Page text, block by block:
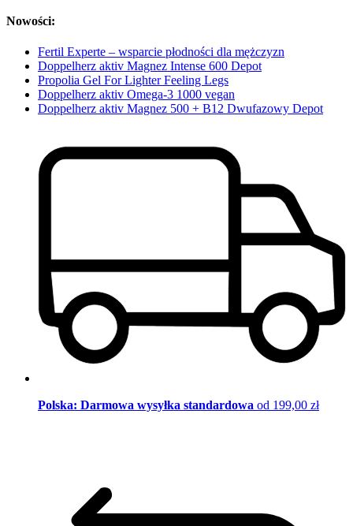
Nowości:
Fertil Experte – wsparcie płodności dla mężczyzn
Doppelherz aktiv Magnez Intense 600 Depot
Propolia Gel For Lighter Feeling Legs
Doppelherz aktiv Omega-3 1000 vegan
Doppelherz aktiv Magnez 500 + B12 Dwufazowy Depot
Polska: Darmowa wysyłka standardowa od 199,00 zł